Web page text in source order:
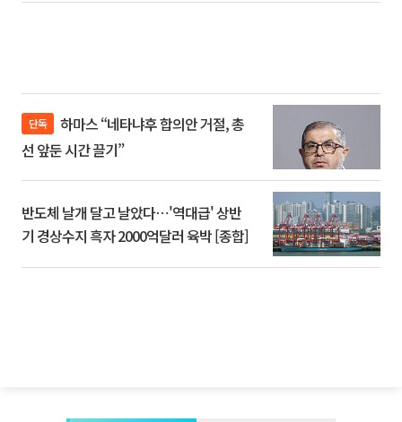
단독
선 앞둔 시간 끌기”
반도체 날개 달고 날았다⋯'역대급' 상반
기 경상수지 흑자 2000억달러 육박 [종합]